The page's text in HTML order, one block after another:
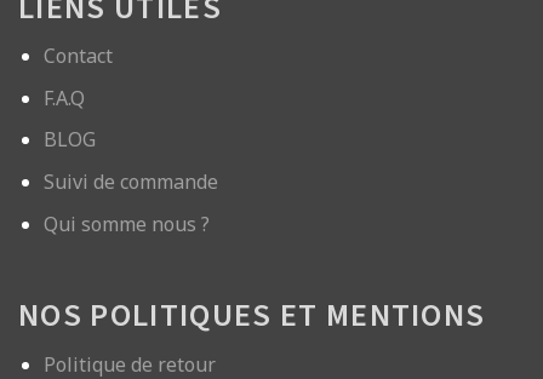
Contact
F.A.Q
BLOG
Suivi de commande
Qui somme nous ?
NOS POLITIQUES ET MENTIONS
Politique de retour